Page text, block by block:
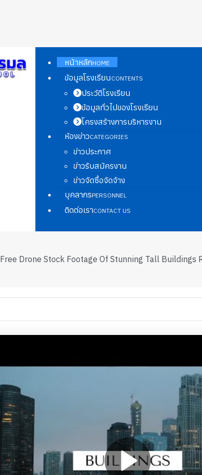
หน้าหลักHOME
ข้อมูลโรงเรียน CONTENTS
ประวัติโรงเรียน
ข้อมูลทั่วไปของโรงเรียน
โครงสร้างการบริหารงาน
ห้องข่าวCATEGORIES
ข่าวประกาศ
ข่าวรับสมัครงาน
ข่าวจัดซื้อจัดจ้าง
บุคลากรPERSONNEL
ติดต่อเราCONTACT US
Free Drone Stock Footage Of Stunning Tall